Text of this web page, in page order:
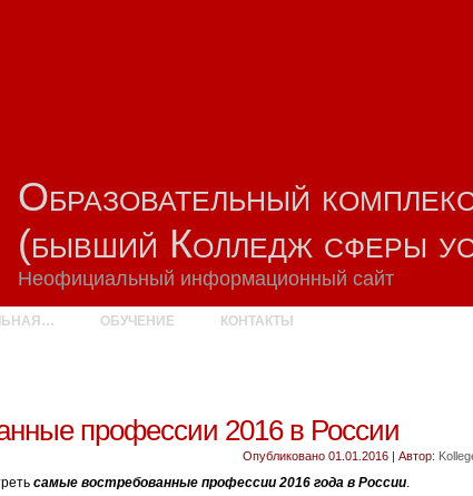
Образовательный
(бывший Колледж сферы
Неофициальный информационный сайт
ОБУЧЕНИЕ КОНТАКТЫ
профессии 2016 в России
Опубликовано 01.01.2016 | Автор:
самые востребованные профессии 2016 года в России.